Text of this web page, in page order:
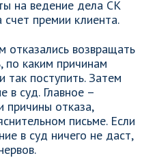
на ведение дела СК
премии клиента.
отказались возвращать
по каким причинам
так поступить. Затем
в суд. Главное –
причины отказа,
письме. Если
в суд ничего не даст,